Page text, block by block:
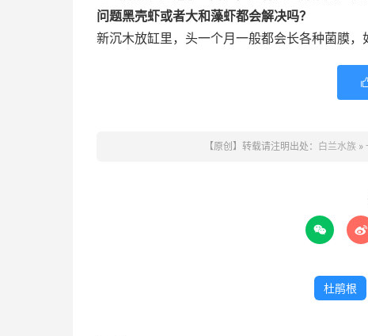
问题黑壳虾或者大和藻虾都会解决吗？
新沉木放缸里，头一个月一般都会长各种菌膜，
【原创】转载请注明出处： 白兰水族 »
 
杜鹃根